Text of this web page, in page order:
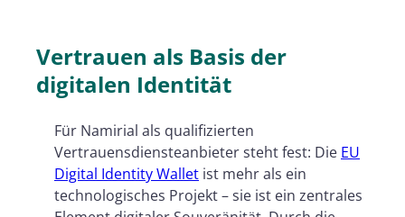
Vertrauen als Basis der
digitalen Identität
Für Namirial als qualifizierten
Vertrauensdiensteanbieter steht fest: Die EU
Digital Identity Wallet ist mehr als ein
technologisches Projekt – sie ist ein zentrales